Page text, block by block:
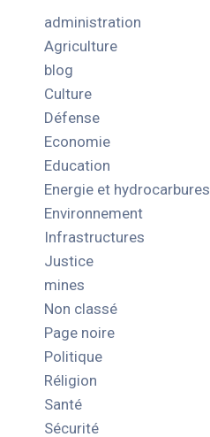
administration
Agriculture
blog
Culture
Défense
Economie
Education
Energie et hydrocarbures
Environnement
Infrastructures
Justice
mines
Non classé
Page noire
Politique
Réligion
Santé
Sécurité